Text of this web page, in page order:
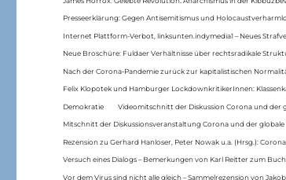
Presseerklärung: Gegen Antisemitismus und
Internet Plattform-Verbot, linksunten.indymedia1 – Neues
Neue Broschüre: Fuldaer Verhältnisse über rechtsradikale
Nach der Corona-Pandemie zurück zur kapitalistischen
Felix Klopotek und Hamburger LockdownkritikerInnen:
Demokratie Videomitschnitt der Diskussion Corona und der
Mitschnitt der Diskussionsveranstaltung Corona und der globale
Rezension zu Gerhard Hanloser, Peter Nowak u.a. (Hrsg.):
Versuch eines Dialogs – Bemerkungen von Karl Reitter zum
Vor dem Virus sind nicht alle gleich – Sammelrezension von